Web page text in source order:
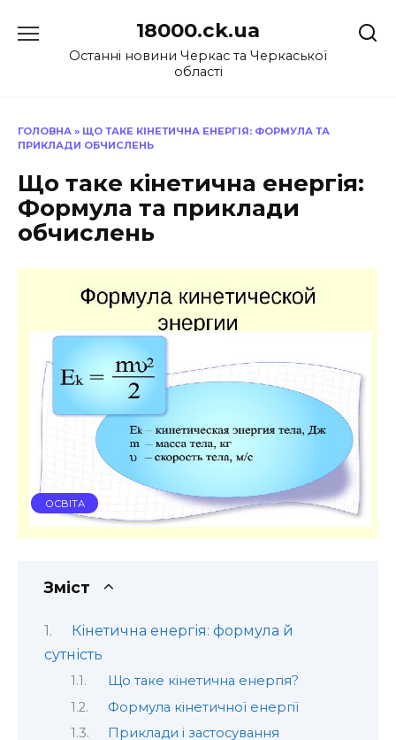
до
18000.ck.ua
Останні новини Черкас та Черкаської
області
ГОЛОВНА » ЩО ТАКЕ КІНЕТИЧНА ЕНЕРГІЯ: ФОРМУЛА ТА
ПРИКЛАДИ ОБЧИСЛЕНЬ
Що таке кінетична енергія:
Формула та приклади
обчислень
ОСВІТА
Зміст
Кінетична енергія: формула й
сутність
Що таке кінетична енергія?
Формула кінетичної енергії
Приклади і застосування